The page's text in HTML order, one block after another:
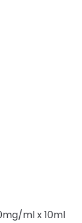
ml x 10ml